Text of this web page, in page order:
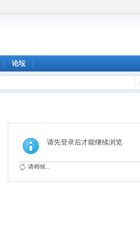
论坛
请先登录后才能继续浏览
请稍候...